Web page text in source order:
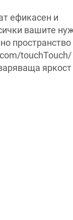
ефикасен и
вашите
пространство
touchTouch/
яркост